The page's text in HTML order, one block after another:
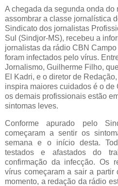
A chegada da segunda onda do
assombrar a classe jornalística
Sindicato dos jornalistas
Sul (Sindjor-MS), recebeu a
jornalistas da rádio CBN
foram infectados pelo vírus.
Jornalismo, Guilherme Filho,
El Kadri, e o diretor de
inspira maiores cuidados é o
os demais profissionais estão
sintomas leves.
Conforme apurado pelo
começaram a sentir os
semana e o início desta.
testados e afastados do
confirmação da infecção. Os
vírus começaram a sair a partir
momento, a redação da rádio